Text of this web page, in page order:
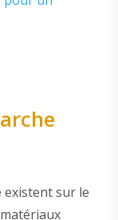
existent sur le